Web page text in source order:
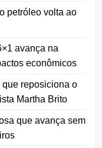
petróleo volta ao
avança na
econômicos
que reposiciona o
Martha Brito
que avança sem